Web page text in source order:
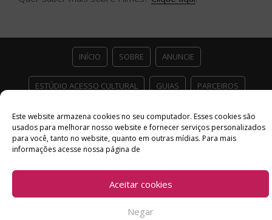
Este website armazena cookies no seu computador. Esses cookies são
usados ​​para melhorar nosso website e fornecer serviços personalizados
para você, tanto no website, quanto em outras mídias. Para mais
informações acesse nossa página de
Aceitar cookies
Negar
INÍCIO SOBRE ANUNCIE
ESTÚDIO ACESSO CULTURAL GUIAS PARCEIROS
CONTATO POLÍTICA DE PRIVACIDADE
Facebook
TwitterInstagram
Youtube